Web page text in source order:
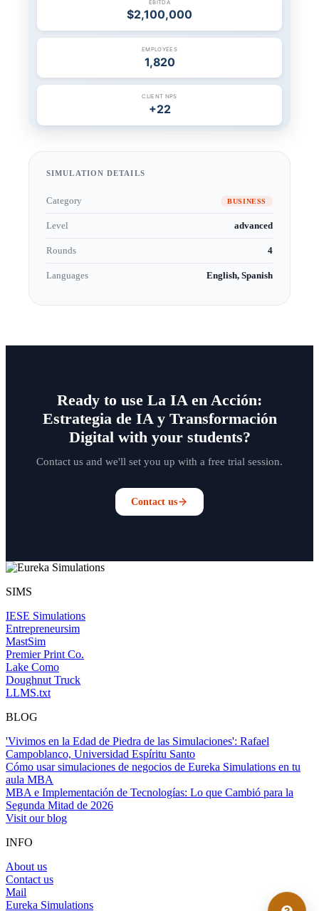
SIMULATION DETAILS
Category BUSINESS
Level advanced
Rounds 4
Languages English, Spanish
Ready to use La IA en Acción:
Estrategia de IA y Transformación
Digital with your students?
Contact us and we'll set you up with a free trial session.
Contact us
SIMS
IESE Simulations
Entrepreneursim
MastSim
Premier Print Co.
Lake Como
Doughnut Truck
LLMS.txt
BLOG
'Vivimos en la Edad de Piedra de las Simulaciones': Rafael
Campoblanco, Universidad Espíritu Santo
Cómo usar simulaciones de negocios de Eureka Simulations en tu
aula MBA
MBA e Implementación de Tecnologías: Lo que Cambió para la
Segunda Mitad de 2026
Visit our blog
INFO
About us
Contact us
Mail
Eureka Simulations